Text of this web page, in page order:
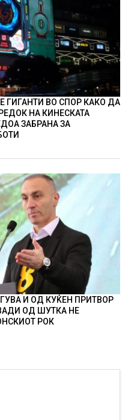
ГИГАНТИ ВО СПОР КАКО ДА
НА КИНЕСКАТА
ЗАБРАНА ЗА
И ОД КУЌЕН ПРИТВОР
ОД ШУТКА НЕ
РОК